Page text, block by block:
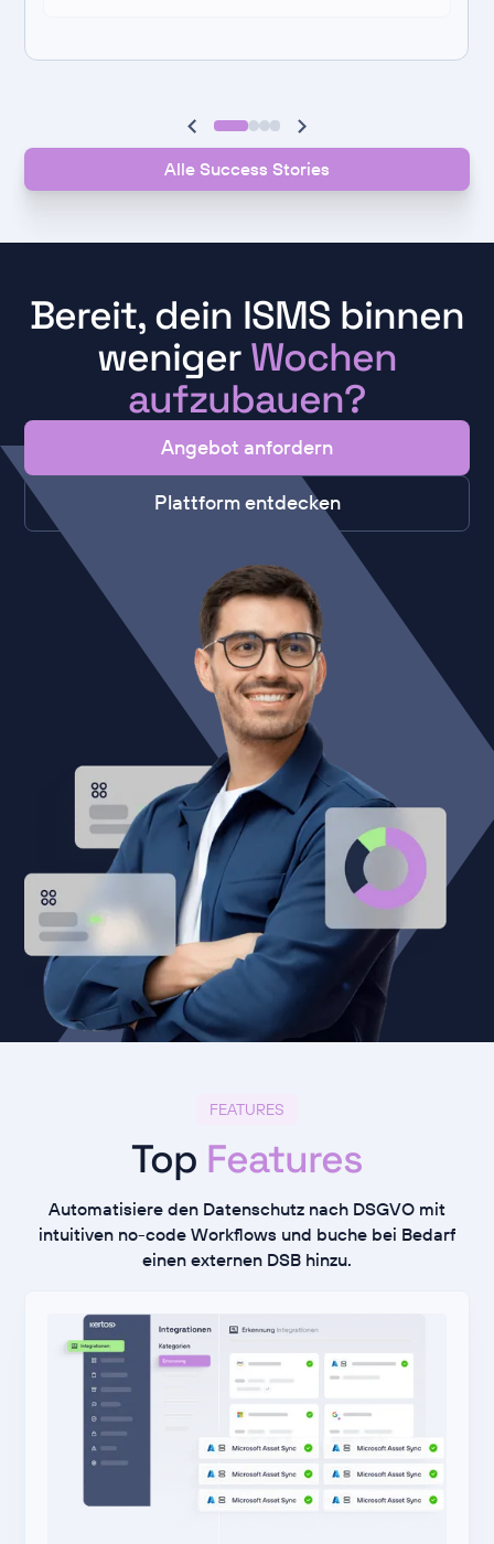
Alle Success Stories
Bereit, dein ISMS binnen
weniger Wochen
aufzubauen?
Angebot anfordern
Plattform entdecken
FEATURES
Top Features
Automatisiere den Datenschutz nach DSGVO mit
intuitiven no-code Workflows und buche bei Bedarf
einen externen DSB hinzu.